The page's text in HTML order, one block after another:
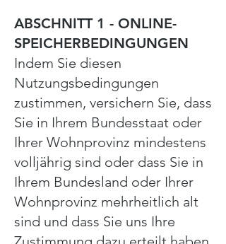
ABSCHNITT 1 - ONLINE-
SPEICHERBEDINGUNGEN
Indem Sie diesen
Nutzungsbedingungen
zustimmen, versichern Sie, dass
Sie in Ihrem Bundesstaat oder
Ihrer Wohnprovinz mindestens
volljährig sind oder dass Sie in
Ihrem Bundesland oder Ihrer
Wohnprovinz mehrheitlich alt
sind und dass Sie uns Ihre